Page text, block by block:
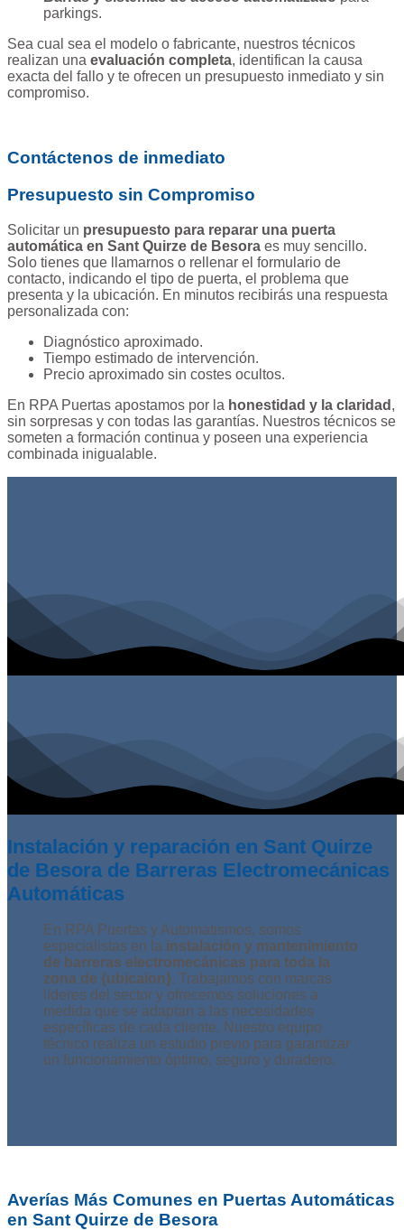
parkings.
Sea cual sea el modelo o fabricante, nuestros técnicos
realizan una evaluación completa, identifican la causa
exacta del fallo y te ofrecen un presupuesto inmediato y sin
compromiso.
Contáctenos de inmediato
Presupuesto sin Compromiso
Solicitar un presupuesto para reparar una puerta
automática en Sant Quirze de Besora es muy sencillo.
Solo tienes que llamarnos o rellenar el formulario de
contacto, indicando el tipo de puerta, el problema que
presenta y la ubicación. En minutos recibirás una respuesta
personalizada con:
Diagnóstico aproximado.
Tiempo estimado de intervención.
Precio aproximado sin costes ocultos.
En RPA Puertas apostamos por la honestidad y la claridad ,
sin sorpresas y con todas las garantías. Nuestros técnicos se
someten a formación continua y poseen una experiencia
combinada inigualable.
Instalación y reparación en Sant Quirze
de Besora de Barreras Electromecánicas
Automáticas
En RPA Puertas y Automatismos, somos
especialistas en la instalación y mantenimiento
de barreras electromecánicas para toda la
zona de {ubicaion}. Trabajamos con marcas
líderes del sector y ofrecemos soluciones a
medida que se adaptan a las necesidades
específicas de cada cliente. Nuestro equipo
técnico realiza un estudio previo para garantizar
un funcionamiento óptimo, seguro y duradero.
Averías Más Comunes en Puertas Automáticas
en Sant Quirze de Besora